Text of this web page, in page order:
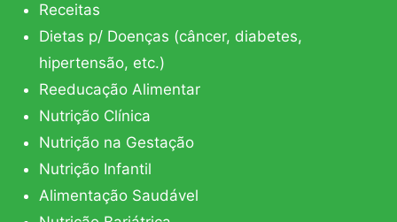
Receitas
Dietas p/ Doenças (câncer, diabetes,
hipertensão, etc.)
Reeducação Alimentar
Nutrição Clínica
Nutrição na Gestação
Nutrição Infantil
Alimentação Saudável